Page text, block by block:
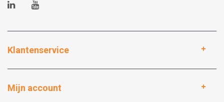
Klantenservice
Mijn account